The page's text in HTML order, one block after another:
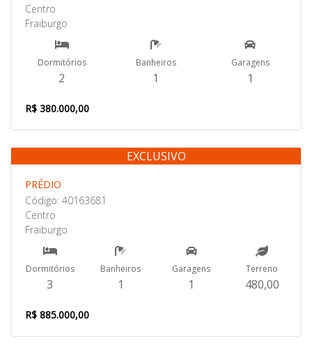
Centro
Fraiburgo
Dormitórios
2
Banheiros
1
Garagens
1
R$ 380.000,00
Venda
EXCLUSIVO
PRÉDIO
Código: 40163681
Centro
Fraiburgo
Dormitórios
3
Banheiros
1
Garagens
1
Terreno
480,00
R$ 885.000,00